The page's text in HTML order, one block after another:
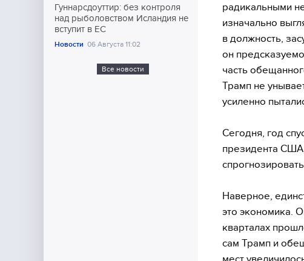
Гуннарсдоуттир: без контроля
над рыболовством Исландия не
вступит в ЕС
Новости 06 Августа 11:02
Все новости
радикальными
изначально
в должность,
он
часть
Трамп не
усиленно
Сегодня, год
президента
Наверное,
это экономика.
кварталах
сам Трамп и